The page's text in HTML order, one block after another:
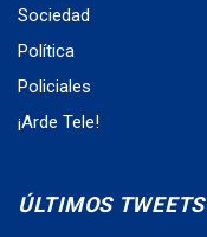
Sociedad
Política
Policiales
¡Arde Tele!
ÚLTIMOS TWEETS